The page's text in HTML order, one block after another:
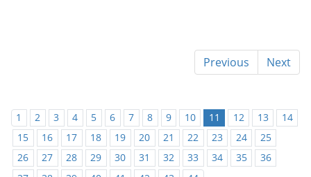
Previous Next
1 2 3 4 5 6 7 8 9 10 11 12 13
14
15
16 17 18 19 20 21 22 23 24
25
26
27 28 29 30 31 32 33 34 35
36